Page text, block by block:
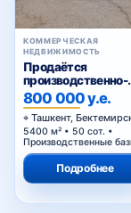
КОММЕРЧЕСКАЯ
НЕДВИЖИМОСТЬ
Продаётся
производственно-
складская база с
земельным
Бектемирском
Ташкента
800 000 у.е.
Ташкент,
5400 м² • 50 сот. •
Производственные
Подробнее